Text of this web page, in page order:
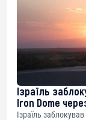
Ізраїль
Iron Dome
Ізраїль